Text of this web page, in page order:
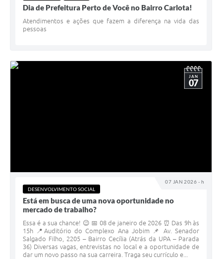
Dia de Prefeitura Perto de Você no Bairro Carlota!
Atendimentos e ações que fazem a diferença na vida das
pessoas
07 JAN 2026 - h
JAN
07
DESENVOLVIMENTO SOCIAL
Está em busca de uma nova oportunidade no
mercado de trabalho?
Essa é a sua chance! 😉 📅 08 de janeiro de 2026 ⏰ Das 9h às
15h 📍Auditório do Complexo Ana Jobim 📌 Av. Senador
Salgado Filho, 2205 – Bairro Cecília (Atrás da UPA – Parada
36) Diversas vagas, entrevistas no local e a oportunidade de
dar um novo passo na sua carreira. Traga seu currículo e...